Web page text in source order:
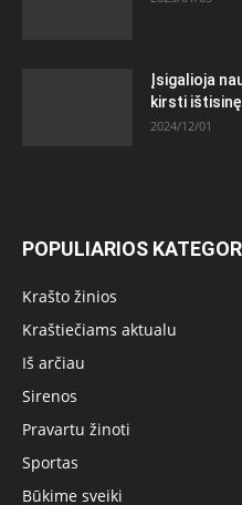
Įsigalioja
kirsti
2024/12/01
POPULIARIOS
Krašto žinios
Kraštiečiams aktualu
Iš arčiau
Sirenos
Pravartu žinoti
Sportas
Būkime sveiki